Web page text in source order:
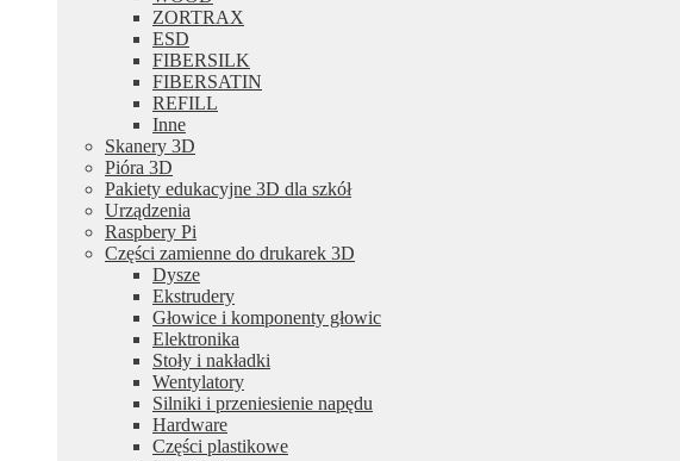
ZORTRAX
ESD
FIBERSILK
FIBERSATIN
REFILL
Inne
Skanery 3D
Pióra 3D
Pakiety edukacyjne 3D dla szkół
Urządzenia
Raspbery Pi
Części zamienne do drukarek 3D
Dysze
Ekstrudery
Głowice i komponenty głowic
Elektronika
Stoły i nakładki
Wentylatory
Silniki i przeniesienie napędu
Hardware
Części plastikowe